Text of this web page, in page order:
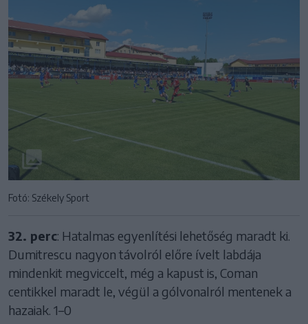
Fotó: Székely Sport
32. perc: Hatalmas egyenlítési lehetőség maradt ki.
Dumitrescu nagyon távolról előre ívelt labdája
mindenkit megviccelt, még a kapust is, Coman
centikkel maradt le, végül a gólvonalról mentenek a
hazaiak. 1–0